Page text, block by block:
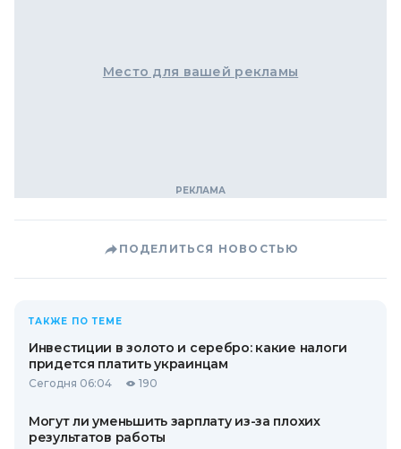
Место для вашей рекламы
ПОДЕЛИТЬСЯ НОВОСТЬЮ
ТАКЖЕ ПО ТЕМЕ
Инвестиции в золото и серебро: какие налоги
придется платить украинцам
Сегодня 06:04 190
Могут ли уменьшить зарплату из-за плохих
результатов работы